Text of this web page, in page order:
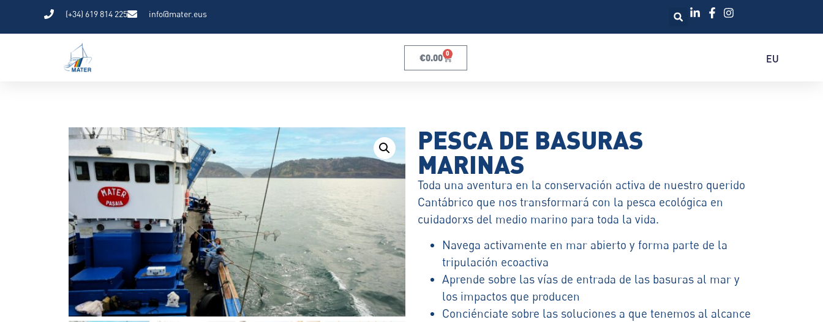
(+34) 619 814 225 info@mater.eus
€0.00 0 EU
PESCA DE BASURAS
MARINAS
Toda una aventura en la conservación activa de nuestro querido
Cantábrico que nos transformará con la pesca ecológica en
cuidadorxs del medio marino para toda la vida.
Navega activamente en mar abierto y forma parte de la
tripulación ecoactiva
Aprende sobre las vías de entrada de las basuras al mar y
los impactos que producen
Conciénciate sobre las soluciones a que tenemos al alcance